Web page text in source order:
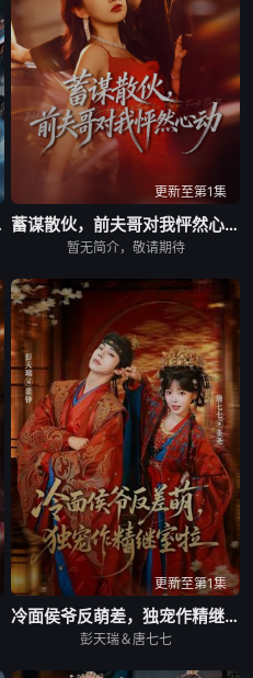
起
更新至第1集
蓄谋散伙，前夫哥对我怦然心动
暂无简介，敬请期待
更新至第1集
冷面侯爷反萌差，独宠作精继室啦
彭天瑞＆唐七七